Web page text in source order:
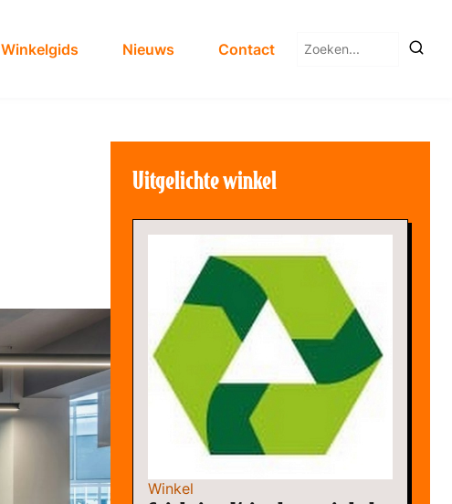
Winkelgids Nieuws Contact
Zoeken
Uitgelichte winkel
Winkel